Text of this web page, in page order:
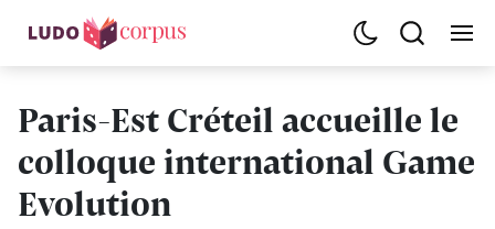
Paris-Est Créteil accueille le
colloque international Game
Evolution